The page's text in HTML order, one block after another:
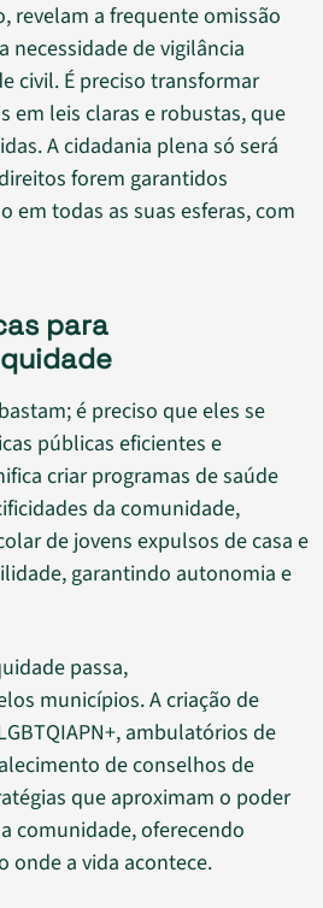
revelam a frequente omissão
necessidade de vigilância
civil. É preciso transformar
em leis claras e robustas, que
A cidadania plena só será
forem garantidos
em todas as suas esferas, com
para
é preciso que eles se
públicas eficientes e
criar programas de saúde
da comunidade,
de jovens expulsos de casa e
garantindo autonomia e
passa,
municípios. A criação de
ambulatórios de
de conselhos de
que aproximam o poder
comunidade, oferecendo
onde a vida acontece.